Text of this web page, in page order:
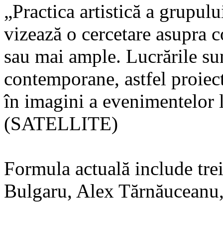
„Practica artistică a
vizează o cercetare
sau mai ample. Lucrările
contemporane, astfel
în imagini a evenimentelor
(SATELLITE)
Formula actuală include
Bulgaru, Alex